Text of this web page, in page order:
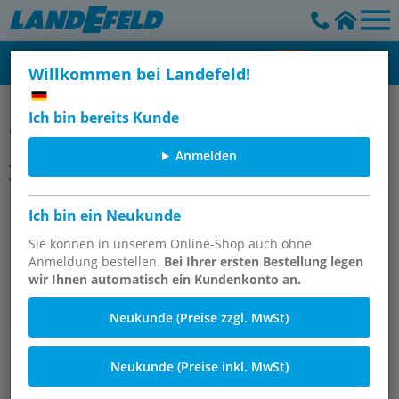
Willkommen bei Landefeld!
Ich bin bereits Kunde
Anmelden
Ich bin ein Neukunde
Sie können in unserem Online-Shop auch ohne
Anmeldung bestellen. Bei Ihrer ersten Bestellung legen
wir Ihnen automatisch ein Kundenkonto an.
Neukunde (Preise zzgl. MwSt)
Neukunde (Preise inkl. MwSt)
CK-Schnellverschraubungen aus Messing, POM & Aluminium -
CK
Artikelgruppe
T-Ringstücke mit Innengewinde